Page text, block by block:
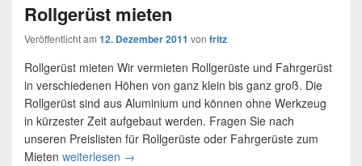
Rollgerüst mieten
Veröffentlicht am 12. Dezember 2011 von fritz
Rollgerüst mieten Wir vermieten Rollgerüste und Fahrgerüst
in verschiedenen Höhen von ganz klein bis ganz groß. Die
Rollgerüst sind aus Aluminium und können ohne Werkzeug
in kürzester Zeit aufgebaut werden. Fragen Sie nach
unseren Preislisten für Rollgerüste oder Fahrgerüste zum
Mieten weiterlesen Rollgerüst mieten
→